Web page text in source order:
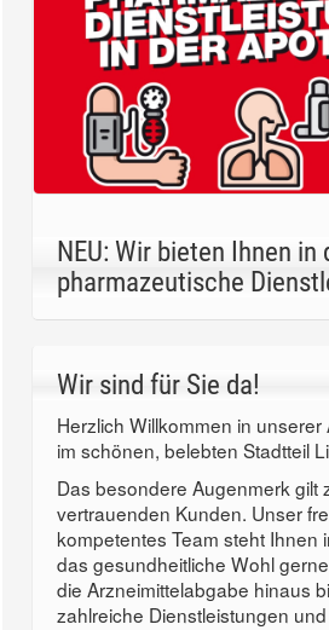
NEU: Wir bieten Ihnen
pharmazeutische
Wir sind für Sie da!
Herzlich Willkommen in
im schönen, belebten Stadtteil
Das besondere Augenmerk gilt
vertrauenden Kunden. Unser
kompetentes Team steht Ihnen
das gesundheitliche Wohl
die Arzneimittelabgabe hinaus
zahlreiche Dienstleistungen